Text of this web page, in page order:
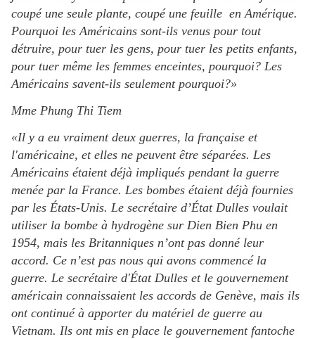
coupé une seule plante, coupé une feuille en Amérique.
Pourquoi les Américains sont-ils venus pour tout
détruire, pour tuer les gens, pour tuer les petits enfants,
pour tuer même les femmes enceintes, pourquoi? Les
Américains savent-ils seulement pourquoi?»
Mme Phung Thi Tiem
«Il y a eu vraiment deux guerres, la française et
l'américaine, et elles ne peuvent être séparées. Les
Américains étaient déjà impliqués pendant la guerre
menée par la France. Les bombes étaient déjà fournies
par les États-Unis. Le secrétaire d’État Dulles voulait
utiliser la bombe à hydrogène sur Dien Bien Phu en
1954, mais les Britanniques n’ont pas donné leur
accord. Ce n’est pas nous qui avons commencé la
guerre. Le secrétaire d'État Dulles et le gouvernement
américain connaissaient les accords de Genève, mais ils
ont continué à apporter du matériel de guerre au
Vietnam. Ils ont mis en place le gouvernement fantoche